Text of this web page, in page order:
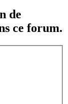
de
ce forum.